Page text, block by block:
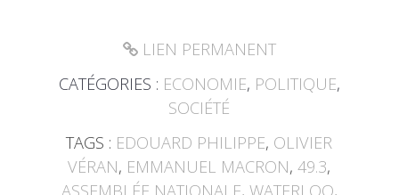
LIEN PERMANENT
CATÉGORIES : ECONOMIE, POLITIQUE,
SOCIÉTÉ
TAGS : EDOUARD PHILIPPE, OLIVIER
VÉRAN, EMMANUEL MACRON,49.3,
ASSEMBLÉE NATIONALE, WATERLOO,